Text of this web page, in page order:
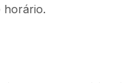
horário.